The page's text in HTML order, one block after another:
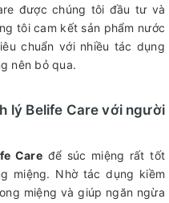
được chúng tôi đầu tư và
tôi cam kết sản phẩm nước
chuẩn với nhiều tác dụng
nên bỏ qua.
lý Belife Care với người
Caređể súc miệng rất tốt
miệng. Nhờ tác dụng kiềm
miệng và giúp ngăn ngừa